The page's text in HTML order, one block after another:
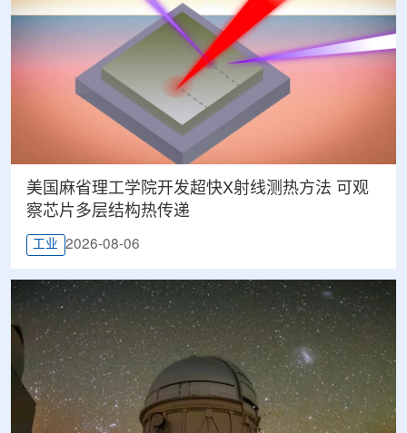
美国麻省理工学院开发超快X射线测热方法 可观
察芯片多层结构热传递
工业 2026-08-06